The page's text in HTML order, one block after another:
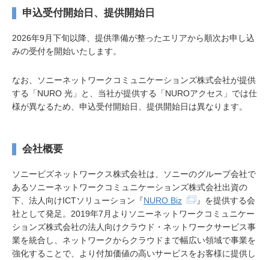
申込受付開始日、提供開始日
2026年9月下旬以降、提供準備が整ったエリアから順次お申し込
みの受付を開始いたします。
なお、ソニーネットワークコミュニケーションズ株式会社が提供
する「NURO 光」と、当社が提供する「NUROアクセス」では仕
様が異なるため、申込受付開始日、提供開始日は異なります。
会社概要
ソニービズネットワークス株式会社は、ソニーのグループ会社で
あるソニーネットワークコミュニケーションズ株式会社出資の
下、法人向けICTソリューション『NURO Biz
』を提供する会
社として発足。2019年7月よりソニーネットワークコミュニケー
ションズ株式会社の法人向けクラウド・ネットワークサービス事
業を統合し、ネットワークからクラウドまで幅広い領域で事業を
強化することで、より付加価値の高いサービスをお客様に提供し